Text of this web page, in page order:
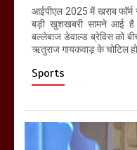
आईपीएल 2025 में खराब
बड़ी खुशखबरी सामने आई
बल्लेबाज डेवाल्ड ब्रेविस को
ऋतुराज गायकवाड़ के चोटिल
Sports